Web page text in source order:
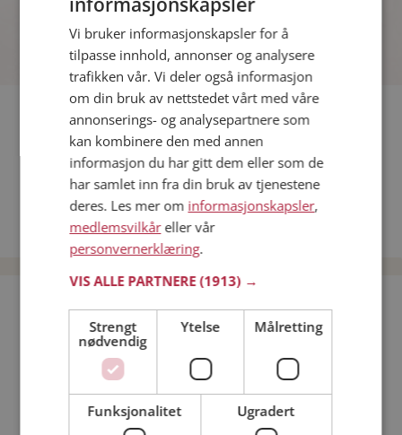
Fler single
Flere singlekvinner fra Indre Fosen:Karen, Randi,Marita W
Menn fra Indre Fosen
Date kvinner i Norge
Date menn i Norge
Bli medlem gratis!
Jeg er en: Mann Kvinne
Min alder:
Vi bruker informasjonskapsler for å
tilpasse innhold, annonser og analysere
trafikken vår. Vi deler også informasjon
om din bruk av nettstedet vårt med våre
annonserings- og analysepartnere som
kan kombinere den med annen
informasjon du har gitt dem eller som de
har samlet inn fra din bruk av tjenestene
deres. Les mer om informasjonskapsler,
medlemsvilkåreller vår
personvernerklæring.
VIS ALLE PARTNERE(1913) →
Strengt
nødvendig
Ytelse Målretting
Funksjonalitet Ugradert